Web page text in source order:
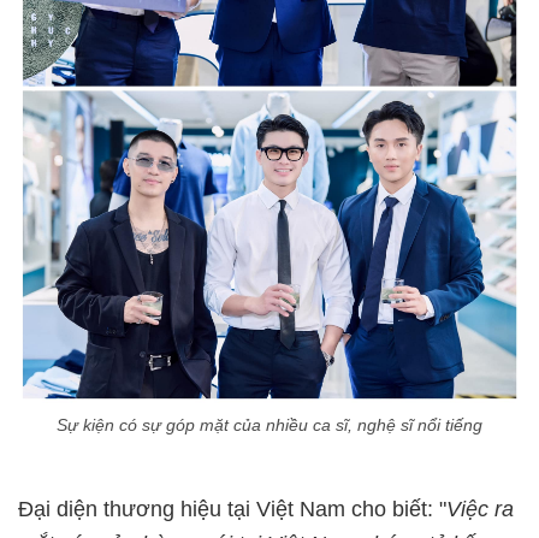
Sự kiện có sự góp mặt của nhiều ca sĩ, nghệ sĩ nổi tiếng
Đại diện thương hiệu tại Việt Nam cho biết: "Việc ra